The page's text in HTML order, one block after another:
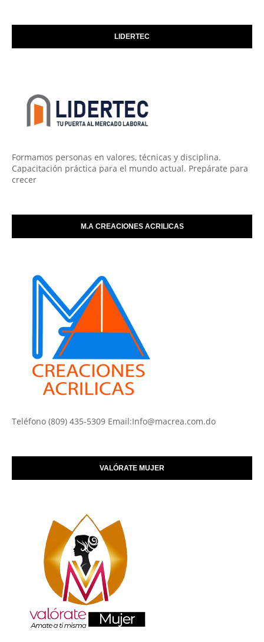
LIDERTEC
Formamos personas en valores, técnicas y disciplina.
Capacitación práctica para el mundo actual. Prepárate para
crecer
M.A CREACIONES ACRILICAS
Teléfono (809) 435-5309 Email:Info@macrea.com.do
VALÓRATE MUJER